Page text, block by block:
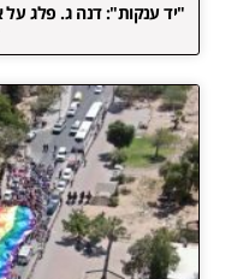
"יד ענקות": דנה ג. פלג על